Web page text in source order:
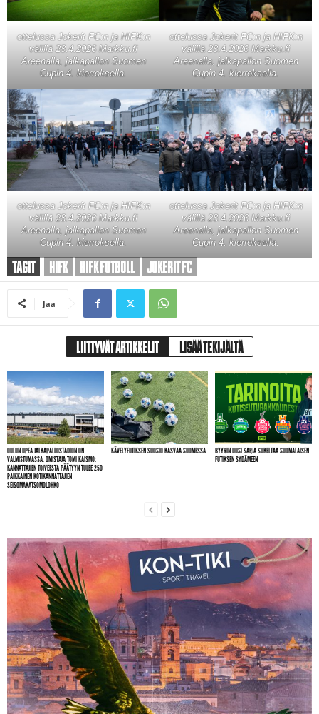
ottelussa Jokerit FC:n ja HIFK:n
välillä 28.4.2026 Markku.fi
Areenalla, jalkapallon Suomen
Cupin 4. kierroksella.
ottelussa Jokerit FC:n ja HIFK:n
välillä 28.4.2026 Markku.fi
Areenalla, jalkapallon Suomen
Cupin 4. kierroksella.
ottelussa Jokerit FC:n ja HIFK:n
välillä 28.4.2026 Markku.fi
Areenalla, jalkapallon Suomen
Cupin 4. kierroksella.
ottelussa Jokerit FC:n ja HIFK:n
välillä 28.4.2026 Markku.fi
Areenalla, jalkapallon Suomen
Cupin 4. kierroksella.
TAGIT HIFK HIFK FOTBOLL JOKERIT FC
Jaa
LIITTYVÄT ARTIKKELIT LISÄÄ TEKIJÄLTÄ
OULUN UPEA JALKAPALLOSTADION ON
VALMISTUMASSA. OMISTAJA TOMI KAISMO:
KANNATTAJIEN TOIVEESTA PÄÄTYYN TULEE 250
PAIKKAINEN KOTIKANNATTAJIEN
SEISOMAKATSOMOLOHKO
KÄVELYFUTIKSEN SUOSIO KASVAA SUOMESSA
BYYRIN UUSI SARJA SUKELTAA SUOMALAISEN
FUTIKSEN SYDÄMEEN